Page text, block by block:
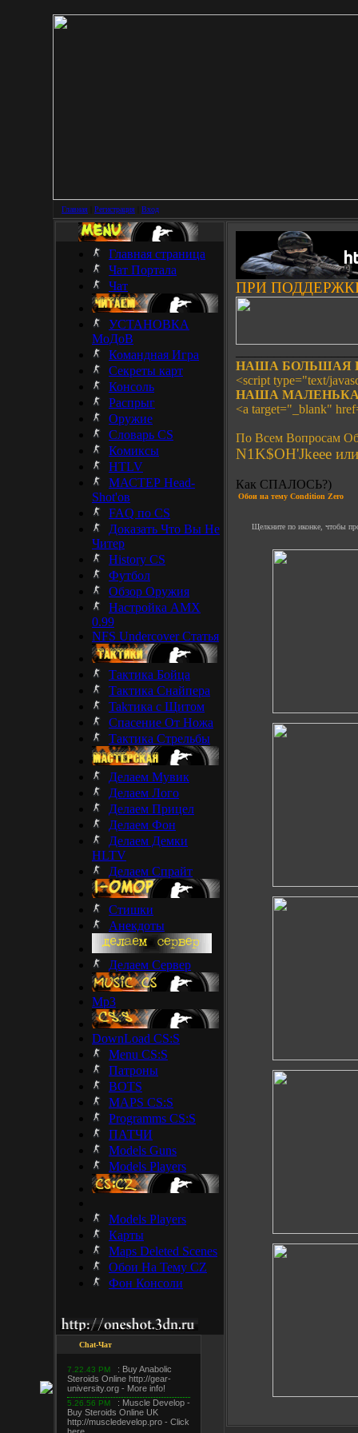
Главная Регистрация Вход
Главная страница
Чат Портала
Чат
УСТАНОВКА
МоДоВ
Командная Игра
Секреты карт
Консоль
Распрыг
Оружие
Словарь CS
Комиксы
HTLV
МАСТЕР Head-
Shot'ов
FAQ по CS
Доказать Что Вы Не
Читер
History CS
Футбол
Обзор Оружия
Настройка AMX
0.99
NFS Undercover Статья
Тактика Бойца
Тактика Снайпера
Takтика с Щитом
Спасение От Ножа
Тактика Стрельбы
Делаем Мувик
Делаем Лого
Делаем Прицел
Делаем Фон
Делаем Демки
HLTV
Делаем Спрайт
Стишки
Анекдоты
Делаем Сервер
Mp3
DownLoad CS:S
Menu CS:S
Патроны
BOTS
MAPS CS:S
Programms CS:S
ПАТЧИ
Models Guns
Models Players
Models Players
Карты
Maps Deleted Scenes
Обои На Тему CZ
Фон Консоли
Chat-Чат
ПРИ
НАША БОЛЬШАЯ
<script type="text/
НАША
<a target="_blank"
По Всем Вопросам
N1K$OH'Jkeee
Как СПАЛОСЬ?)
Обои на тему Condition Zero
Щелкните по иконке, чтобы